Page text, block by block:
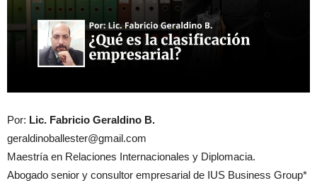
Por: Lic. Fabricio Geraldino B.
geraldinoballester@gmail.com
Maestría en Relaciones Internacionales y Diplomacia.
Abogado senior y consultor empresarial de IUS Business Group*